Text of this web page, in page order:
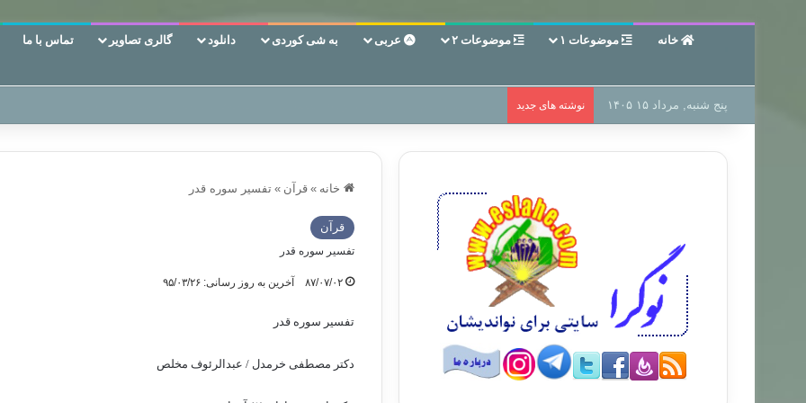
خانه موضوعات ۱ موضوعات ۲ عربی به شی کوردی دانلود گالری تصاویر تماس با ما
پنج شنبه, مرداد ۱۵ ۱۴۰۵ نوشته های جدید
خانه » قرآن » تفسیر سوره‌ قدر
قرآن
تفسیر سوره‌ قدر
۸۷/۰۷/۰۲ آخرین به روز رسانی: ۹۵/۰۳/۲۶
تفسیر سوره‌ قدر
دکتر مصطفی خرمدل / عبدالرئوف مخلص